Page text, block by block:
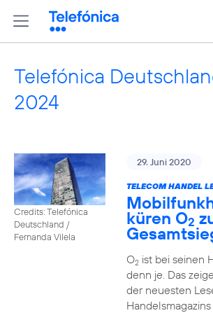
Telefónica
2024
Credits: Telefónica
Deutschland /
Fernanda Vilela
29. Juni 2020
TELECOM HANDEL
küren O2
O2ist bei seinen
denn je. Das
der neuesten